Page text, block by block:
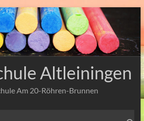
Altleiningen
Am 20-Röhren-Brunnen